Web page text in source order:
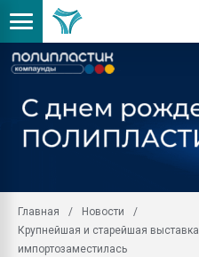
Главная
Новости
Крупнейшая и старейшая
импортозаместилась